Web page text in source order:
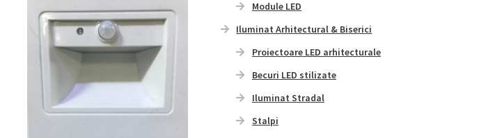
pot
Module LED
Iluminat Arhitectural & Biserici
Proiectoare LED arhitecturale
Becuri LED stilizate
Iluminat Stradal
Stalpi